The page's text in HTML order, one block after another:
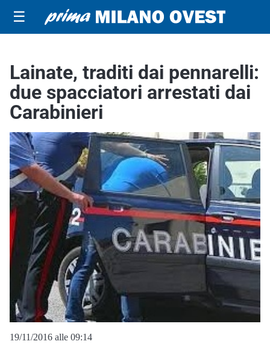
☰
Lainate, traditi dai pennarelli:
due spacciatori arrestati dai
Carabinieri
19/11/2016 alle 09:14